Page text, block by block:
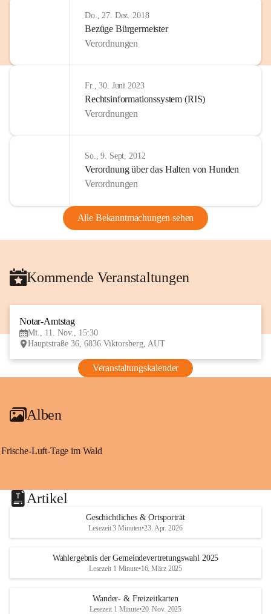
Do., 27. Dez. 2018
Bezüge Bürgermeister
Verordnungen
Fr., 30. Juni 2023
Rechtsinformationssystem (RIS)
Verordnungen
So., 9. Sept. 2012
Verordnung über das Halten von Hunden
Verordnungen
Alle Bekanntmachungen sehen
Kommende Veranstaltungen
Notar-Amtstag
Mi., 11. Nov., 15:30
Hauptstraße 36, 6836 Viktorsberg, AUT
Veranstaltungskalender
Alben
Frische-Luft-Tage im Wald
Artikel
Geschichtliches & Ortsporträt
Lesezeit 3 Minuten•23. Apr. 2026
Wahlergebnis der Gemeindevertretungswahl 2025
Lesezeit 1 Minute•16. März 2025
Wander- & Freizeitkarten
Lesezeit 1 Minute•20. Nov. 2025